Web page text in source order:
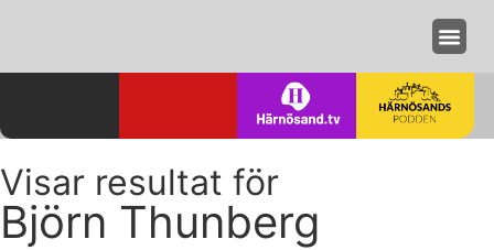
Visar resultat för
Björn Thunberg